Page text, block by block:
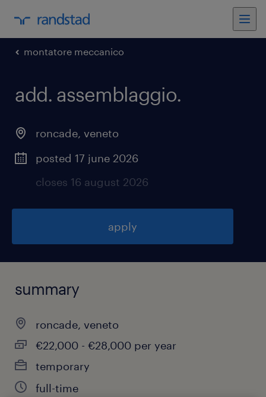
montatore meccanico
add. assemblaggio.
roncade, veneto
posted 17 june 2026
closes 16 august 2026
apply
summary
roncade, veneto
€22,000 - €28,000 per year
temporary
full-time